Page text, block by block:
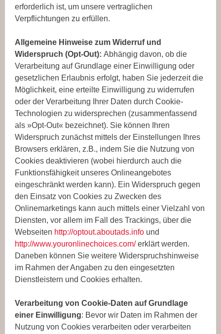
erforderlich ist, um unsere vertraglichen
Verpflichtungen zu erfüllen.
Allgemeine Hinweise zum Widerruf und
Widerspruch (Opt-Out):Abhängig davon, ob die
Verarbeitung auf Grundlage einer Einwilligung oder
gesetzlichen Erlaubnis erfolgt, haben Sie jederzeit die
Möglichkeit, eine erteilte Einwilligung zu widerrufen
oder der Verarbeitung Ihrer Daten durch Cookie-
Technologien zu widersprechen (zusammenfassend
als »Opt-Out« bezeichnet). Sie können Ihren
Widerspruch zunächst mittels der Einstellungen Ihres
Browsers erklären, z.B., indem Sie die Nutzung von
Cookies deaktivieren (wobei hierdurch auch die
Funktionsfähigkeit unseres Onlineangebotes
eingeschränkt werden kann). Ein Widerspruch gegen
den Einsatz von Cookies zu Zwecken des
Onlinemarketings kann auch mittels einer Vielzahl von
Diensten, vor allem im Fall des Trackings, über die
Webseiten http://optout.aboutads.info und
http://www.youronlinechoices.com/erklärt werden.
Daneben können Sie weitere Widerspruchshinweise
im Rahmen der Angaben zu den eingesetzten
Dienstleistern und Cookies erhalten.
Verarbeitung von Cookie-Daten auf Grundlage
einer Einwilligung: Bevor wir Daten im Rahmen der
Nutzung von Cookies verarbeiten oder verarbeiten